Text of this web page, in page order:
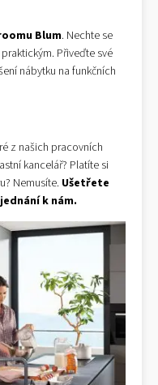
Blum. Nechte se
Přiveďte své
nábytku na funkčních
z našich pracovních
kancelář? Platíte si
Nemusíte. Ušetřete
k nám.